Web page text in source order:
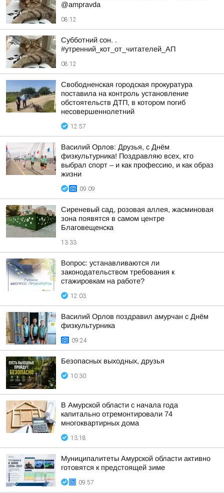
@ampravda
08:12
Субботний сон. .
#утренний_кот_от_читателей_АП
08:12
Свободненская городская прокуратура
поставила на контроль установление
обстоятельств ДТП, в котором погиб
несовершеннолетний
12:57
Василий Орлов: Друзья, с Днём
физкультурника! Поздравляю всех, кто
выбрал спорт – и как профессию, и как образ
жизни
09:09
Сиреневый сад, розовая аллея, жасминовая
зона появятся в самом центре
Благовещенска
13:33
Вопрос: устанавливаются ли
законодательством требования к
стажировкам на работе?
12:03
Василий Орлов поздравил амурчан с Днём
физкультурника
09:24
Безопасных выходных, друзья
10:30
В Амурской области с начала года
капитально отремонтировали 74
многоквартирных дома
13:18
Муниципалитеты Амурской области активно
готовятся к предстоящей зиме
09:57